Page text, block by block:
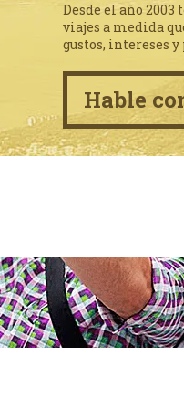
Desde el año
viajes a medida
gustos, intereses y
Hable